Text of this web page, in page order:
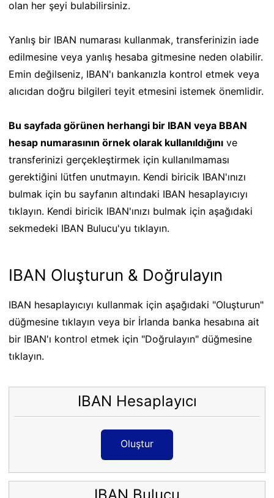
olan her şeyi bulabilirsiniz.
Yanlış bir IBAN numarası kullanmak, transferinizin iade
edilmesine veya yanlış hesaba gitmesine neden olabilir.
Emin değilseniz, IBAN'ı bankanızla kontrol etmek veya
alıcıdan doğru bilgileri teyit etmesini istemek önemlidir.
Bu sayfada görünen herhangi bir IBAN veya BBAN
hesap numarasının örnek olarak kullanıldığını ve
transferinizi gerçekleştirmek için kullanılmaması
gerektiğini lütfen unutmayın. Kendi biricik IBAN'ınızı
bulmak için bu sayfanın altındaki IBAN hesaplayıcıyı
tıklayın. Kendi biricik IBAN'ınızı bulmak için aşağıdaki
sekmedeki IBAN Bulucu'yu tıklayın.
IBAN Oluşturun & Doğrulayın
IBAN hesaplayıcıyı kullanmak için aşağıdaki "Oluşturun"
düğmesine tıklayın veya bir İrlanda banka hesabına ait
bir IBAN'ı kontrol etmek için "Doğrulayın" düğmesine
tıklayın.
IBAN Hesaplayıcı
Oluştur